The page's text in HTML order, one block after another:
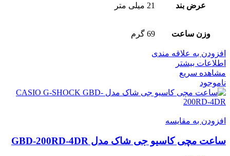
عرض بند 21 میلی متر
وزن ساعت 69 گرم
افزودن به علاقه مندی
اطلاعات بیشتر
مشاهده سریع
ناموجود
افزودن به مقایسه
ساعت مچی کاسیو جی شاک مدل GBD-200RD-4DR